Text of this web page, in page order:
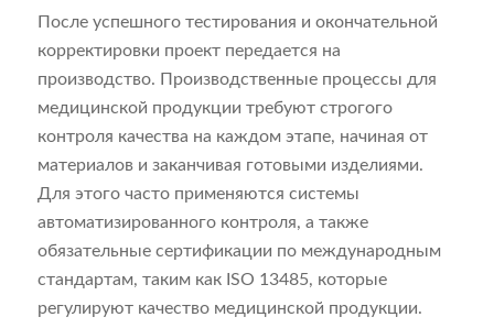
После успешного тестирования и окончательной
корректировки проект передается на
производство. Производственные процессы для
медицинской продукции требуют строгого
контроля качества на каждом этапе, начиная от
материалов и заканчивая готовыми изделиями.
Для этого часто применяются системы
автоматизированного контроля, а также
обязательные сертификации по международным
стандартам, таким как ISO 13485, которые
регулируют качество медицинской продукции.